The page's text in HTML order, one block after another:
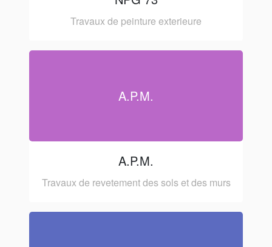
Travaux de peinture exterieure
A.P.M.
A.P.M.
Travaux de revetement des sols et des murs